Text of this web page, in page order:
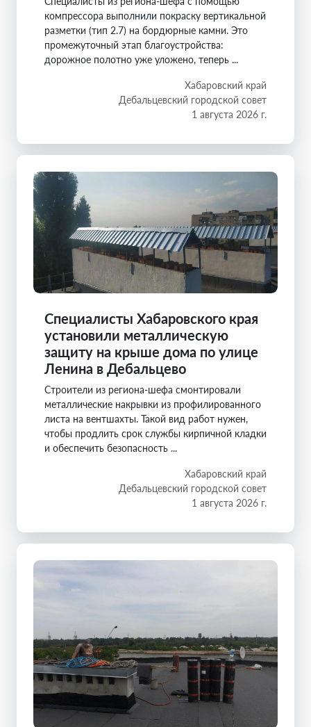
компрессора выполнили покраску вертикальной
разметки (тип 2.7) на бордюрные камни. Это
промежуточный этап благоустройства:
дорожное полотно уже уложено, теперь ...
Хабаровский край
Дебальцевский городской совет
1 августа 2026 г.
Специалисты Хабаровского края
установили металлическую
защиту на крыше дома по улице
Ленина в Дебальцево
Строители из региона-шефа смонтировали
металлические накрывки из профилированного
листа на вентшахты. Такой вид работ нужен,
чтобы продлить срок службы кирпичной кладки
и обеспечить безопасность ...
Хабаровский край
Дебальцевский городской совет
1 августа 2026 г.